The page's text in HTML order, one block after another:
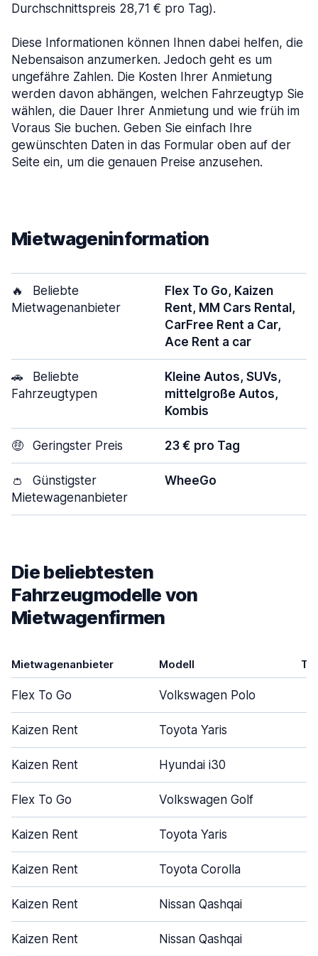
Durchschnittspreis 28,71 € pro Tag).
Diese Informationen können Ihnen dabei helfen, die
Nebensaison anzumerken. Jedoch geht es um
ungefähre Zahlen. Die Kosten Ihrer Anmietung
werden davon abhängen, welchen Fahrzeugtyp Sie
wählen, die Dauer Ihrer Anmietung und wie früh im
Voraus Sie buchen. Geben Sie einfach Ihre
gewünschten Daten in das Formular oben auf der
Seite ein, um die genauen Preise anzusehen.
Mietwageninformation
🔥
Beliebte
Mietwagenanbieter
Flex To Go, Kaizen
Rent, MM Cars Rental,
CarFree Rent a Car,
Ace Rent a car
🚗
Beliebte
Fahrzeugtypen
Kleine Autos, SUVs,
mittelgroße Autos,
Kombis
🤑 Geringster Preis 23 € pro Tag
👛
Günstigster
Mietewagenanbieter
WheeGo
Die beliebtesten
Fahrzeugmodelle von
Mietwagenfirmen
Mietwagenanbieter Modell
Flex To Go Volkswagen Polo
Kaizen Rent Toyota Yaris
Kaizen Rent Hyundai i30
Flex To Go Volkswagen Golf
Kaizen Rent Toyota Yaris
Kaizen Rent Toyota Corolla
Kaizen Rent Nissan Qashqai
Kaizen Rent Nissan Qashqai